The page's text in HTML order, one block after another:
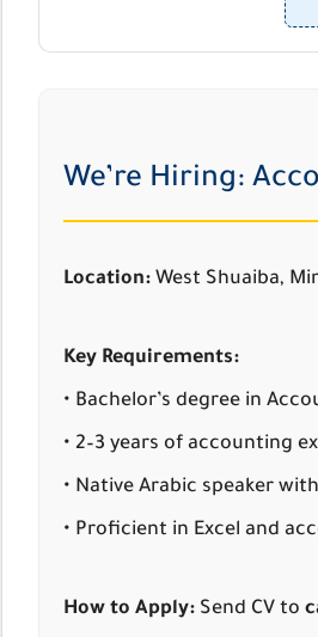
We’re Hiring:
Location: West Shuaiba,
Key Requirements:
• Bachelor’s degree in
• 2–3 years of accounting
• Native Arabic speaker
• Proficient in Excel and
How to Apply: Send CV to